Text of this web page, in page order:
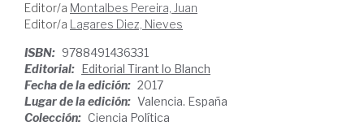
Editor/a Montalbes Pereira, Juan
Editor/a Lagares Diez, Nieves
ISBN: 9788491436331
Editorial: Editorial Tirant lo Blanch
Fecha de la edición: 2017
Lugar de la edición: Valencia. España
Colección: Ciencia Política